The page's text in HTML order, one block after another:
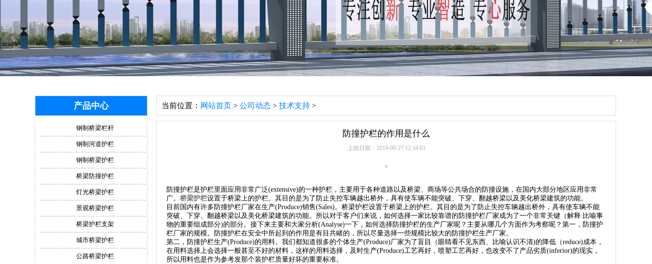
当前位置： 网站首页 > 公司动态 > 技术支持 >
防撞护栏的作用是什么
上线日期：2019-09-27 12:34:03
防撞护栏是护栏里面应用非常广泛(extensive)的一种护栏，主要用于各种道路以及桥梁、商场等公共场合的防撞设施，在国内大部分地区应用非常
广。 桥梁护栏设置于桥梁上的护栏。其目的是为了防止失控车辆越出桥外，具有使车辆不能突破、下穿、翻越桥梁以及美化桥梁建筑的功能。
目前国内有许多防撞护栏厂家在生产(Produce)销售(Sales)。桥梁护栏设置于桥梁上的护栏。其目的是为了防止失控车辆越出桥外，具有使车辆不能
突破、下穿、翻越桥梁以及美化桥梁建筑的功能。所以对于客户们来说，如何选择一家比较靠谱的防撞护栏厂家成为了一个非常关键（解释:比喻事
物的重要组成部分)的部分。接下来主要和大家分析(Analyse)一下，如何选择防撞护栏的生产厂家呢？主要从哪几个方面作为考察呢？第一，防撞护
栏厂家的规模。防撞护栏在安全中所起到的作用是有目共睹的，所以尽量选择一些规模比较大的防撞护栏生产厂家。
第二，防撞护栏生产(Produce)的用料。我们都知道很多的个体生产(Produce)厂家为了盲目（眼睛看不见东西、比喻认识不清)的降低（reduce)成本，
在用料选择上会选择一般甚至不好的材料，这样的用料选择，及时生产(Produce)工艺再好，喷塑工艺再好，也改变不了产品劣质(inferior)的现实，
所以用料也是作为参考发那个装护栏质量好坏的重要标准。
产品中心
钢制桥梁栏杆
钢制河道护栏
钢制桥梁护栏
桥梁防撞护栏
灯光桥梁护栏
景观桥梁护栏
桥梁护栏支架
城市桥梁护栏
公路桥梁护栏